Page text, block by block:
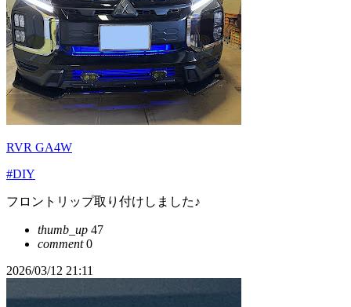
RVR GA4W
#DIY
フロントリップ取り付けしました♪
thumb_up 47
comment0
2026/03/12 21:11